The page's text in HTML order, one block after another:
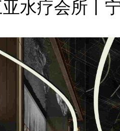
水疗会所丨